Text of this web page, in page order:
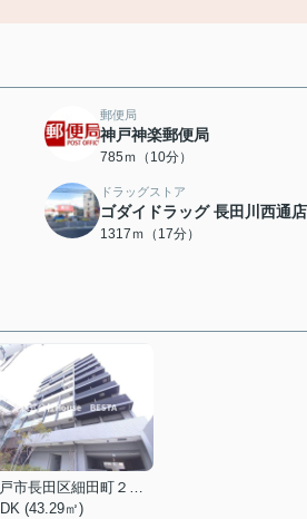
郵便局
神戸神楽郵便局
785ｍ（10分）
ドラッグストア
ゴダイドラッグ 長田川西通店
1317ｍ（17分）
神戸市長田区細田町２丁目
(43.29㎡)